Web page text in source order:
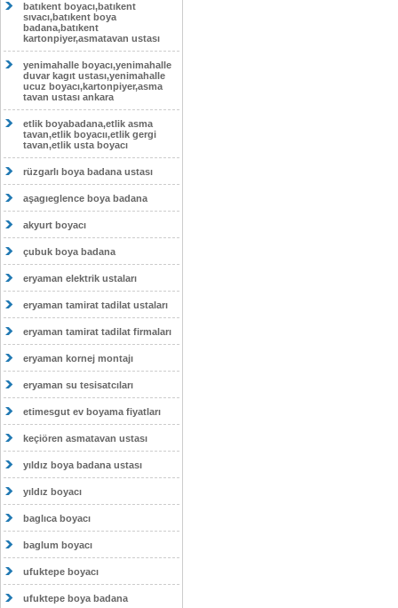
batıkent boyacı,batıkent
sıvacı,batıkent boya
badana,batıkent
kartonpiyer,asmatavan ustası
yenimahalle boyacı,yenimahalle
duvar kagıt ustası,yenimahalle
ucuz boyacı,kartonpiyer,asma
tavan ustası ankara
etlik boyabadana,etlik asma
tavan,etlik boyacıı,etlik gergi
tavan,etlik usta boyacı
rüzgarlı boya badana ustası
aşagıeglence boya badana
akyurt boyacı
çubuk boya badana
eryaman elektrik ustaları
eryaman tamirat tadilat ustaları
eryaman tamirat tadilat firmaları
eryaman kornej montajı
eryaman su tesisatcıları
etimesgut ev boyama fiyatları
keçiören asmatavan ustası
yıldız boya badana ustası
yıldız boyacı
baglıca boyacı
baglum boyacı
ufuktepe boyacı
ufuktepe boya badana